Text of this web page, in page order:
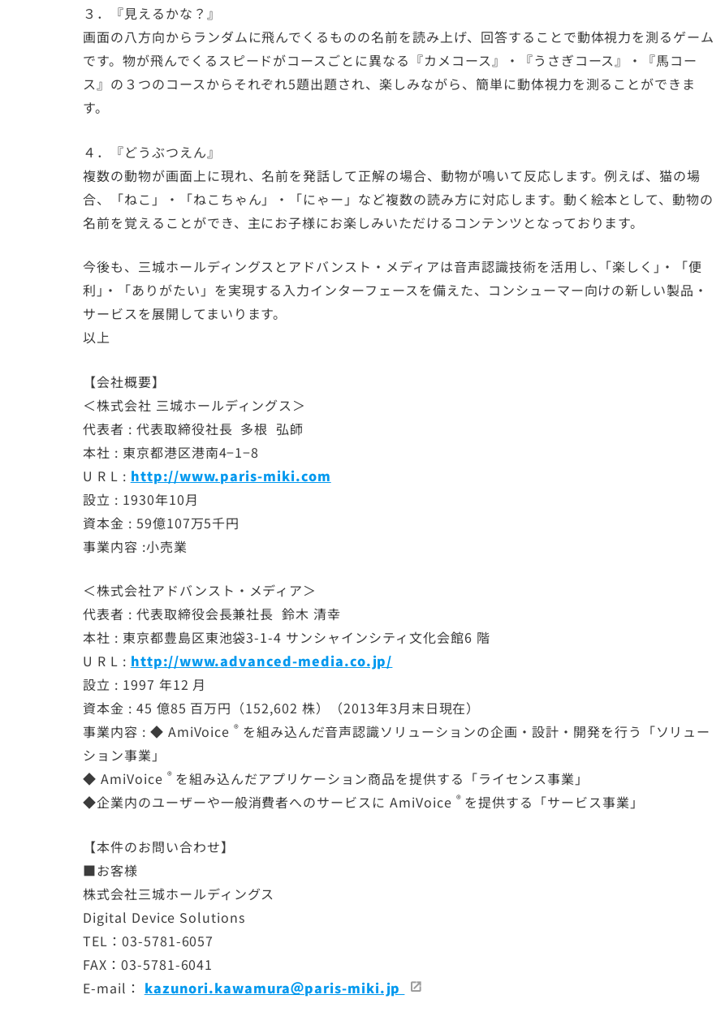
３．『見えるかな？』
画面の八方向からランダムに飛んでくるものの名前を読み上げ、回答することで動体視力を測るゲーム
です。物が飛んでくるスピードがコースごとに異なる『カメコース』・『うさぎコース』・『馬コー
ス』の３つのコースからそれぞれ5題出題され、楽しみながら、簡単に動体視力を測ることができま
す。
４．『どうぶつえん』
複数の動物が画面上に現れ、名前を発話して正解の場合、動物が鳴いて反応します。例えば、猫の場
合、「ねこ」・「ねこちゃん」・「にゃー」など複数の読み方に対応します。動く絵本として、動物の
名前を覚えることができ、主にお子様にお楽しみいただけるコンテンツとなっております。
今後も、三城ホールディングスとアドバンスト・メディアは音声認識技術を活用し、｢楽しく｣・「便
利｣・「ありがたい」を実現する入力インターフェースを備えた、コンシューマー向けの新しい製品・
サービスを展開してまいります。
以上
【会社概要】
＜株式会社 三城ホールディングス＞
代表者 : 代表取締役社長 多根 弘師
本社 : 東京都港区港南4−1−8
U R L : http://www.paris-miki.com
設立 : 1930年10月
資本金 : 59億107万5千円
事業内容 :小売業
＜株式会社アドバンスト・メディア＞
代表者 : 代表取締役会長兼社長 鈴木 清幸
本社 : 東京都豊島区東池袋3-1-4 サンシャインシティ文化会館6 階
U R L : http://www.advanced-media.co.jp/
設立 : 1997 年12 月
資本金 : 45 億85 百万円（152,602 株）（2013年3月末日現在）
事業内容 : ◆ AmiVoice® を組み込んだ音声認識ソリューションの企画・設計・開発を行う「ソリュー
ション事業」
◆ AmiVoice ® を組み込んだアプリケーション商品を提供する「ライセンス事業」
◆企業内のユーザーや一般消費者へのサービスにAmiVoice ® を提供する「サービス事業」
【本件のお問い合わせ】
■お客様
株式会社三城ホールディングス
Digital Device Solutions
TEL：03-5781-6057
FAX：03-5781-6041
E-mail： kazunori.kawamura＠paris-miki.jp